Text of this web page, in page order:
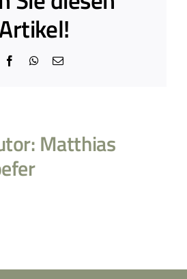
Facebook
WhatsApp
E-
Matthias